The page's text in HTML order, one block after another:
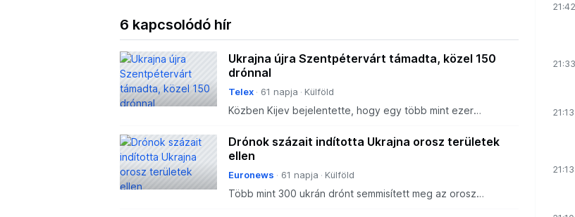
6 kapcsolódó hír
Ukrajna újra Szentpétervárt támadta, közel 150
drónnal
Telex 61 napja Külföld
Közben Kijev bejelentette, hogy egy több mint ezer
haditengerészeti támaszpont ellen.
Drónok százait indította Ukrajna orosz területek
ellen
Euronews 61 napja Külföld
Több mint 300 ukrán drónt semmisített meg az orosz
21:42
21:33
21:13
21:13